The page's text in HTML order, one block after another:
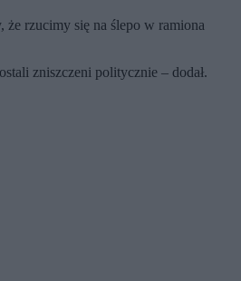
że rzucimy się na ślepo w ramiona
zniszczeni politycznie – dodał.